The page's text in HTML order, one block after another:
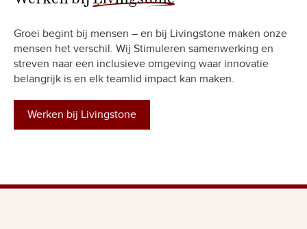
Groei begint bij mensen – en bij Livingstone maken onze
mensen het verschil. Wij Stimuleren samenwerking en
streven naar een inclusieve omgeving waar innovatie
belangrijk is en elk teamlid impact kan maken.
Werken bij Livingstone